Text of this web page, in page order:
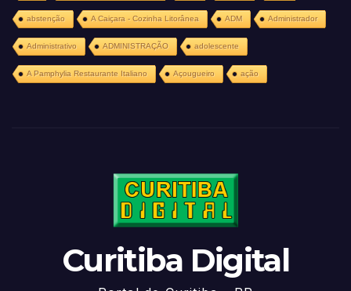
abstenção A Caiçara - Cozinha Litorânea ADM Administrador
Administrativo ADMINISTRAÇÃO adolescente
A Pamphylia Restaurante Italiano Açougueiro ação
Curitiba Digital